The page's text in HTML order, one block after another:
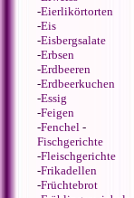
-Eierlikörtorten
-Eis
-Eisbergsalate
-Erbsen
-Erdbeeren
-Erdbeerkuchen
-Essig
-Feigen
-Fenchel -
Fischgerichte
-Fleischgerichte
-Frikadellen
-Früchtebrot